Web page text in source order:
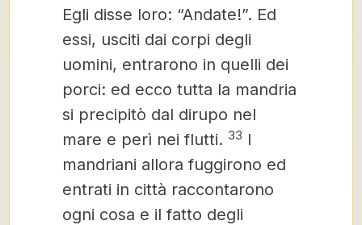
Egli disse loro: “Andate!”. Ed
essi, usciti dai corpi degli
uomini, entrarono in quelli dei
porci: ed ecco tutta la mandria
si precipitò dal dirupo nel
mare e perì nei flutti. 33 I
mandriani allora fuggirono ed
entrati in città raccontarono
ogni cosa e il fatto degli